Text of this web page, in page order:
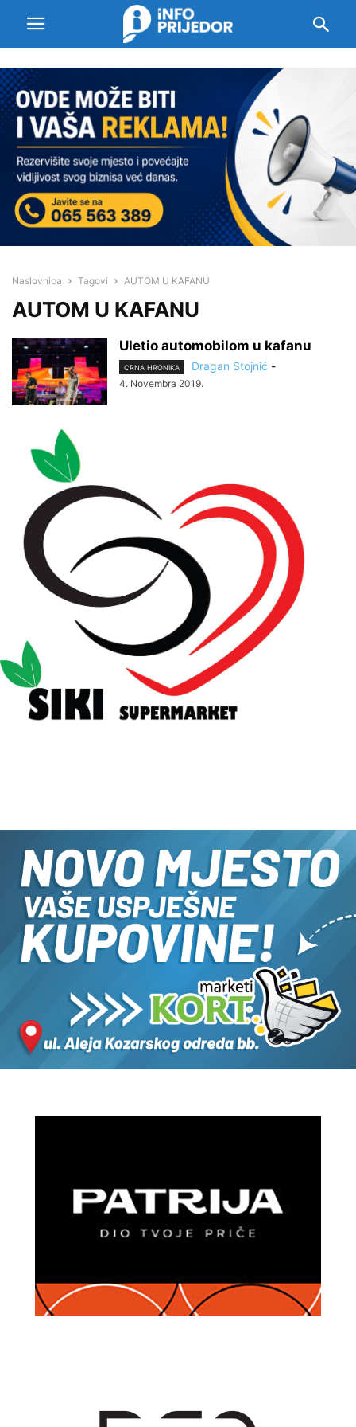
Naslovnica Tagovi AUTOM U KAFANU
AUTOM U KAFANU
Uletio automobilom u kafanu
CRNA HRONIKA Dragan Stojnić -
4. Novembra 2019.